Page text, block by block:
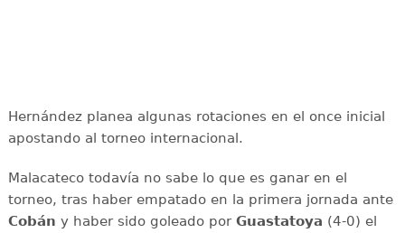
Hernández planea algunas rotaciones en el once inicial
apostando al torneo internacional.
Malacateco todavía no sabe lo que es ganar en el
torneo, tras haber empatado en la primera jornada ante
Cobán y haber sido goleado por Guastatoya (4-0) el